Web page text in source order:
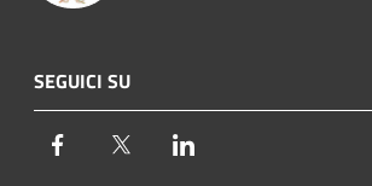
SEGUICI SU
Facebook Twitter